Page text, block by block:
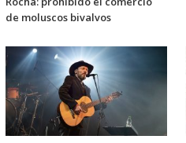
de moluscos bivalvos